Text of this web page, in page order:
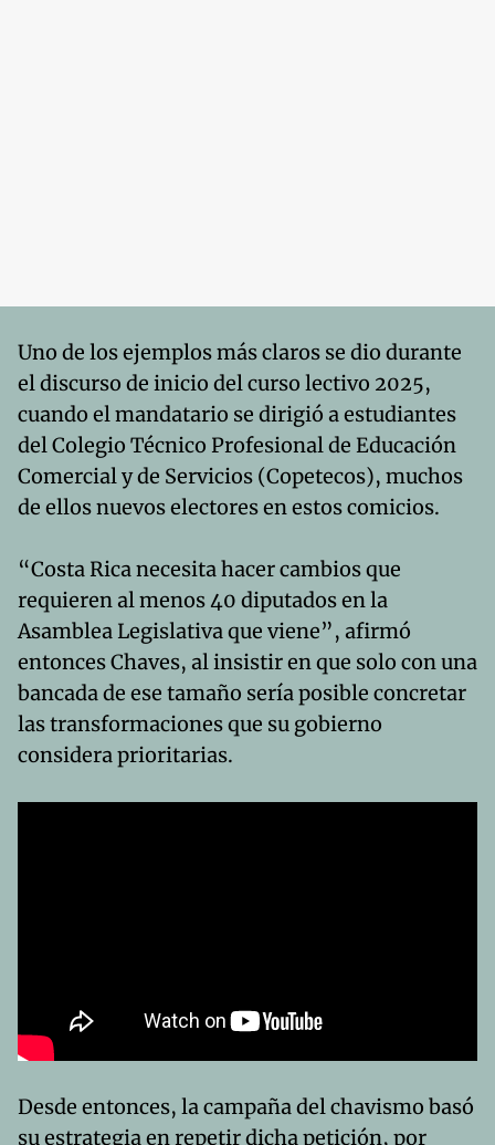
Uno de los ejemplos más claros se dio durante
el discurso de inicio del curso lectivo 2025,
cuando el mandatario se dirigió a estudiantes
del Colegio Técnico Profesional de Educación
Comercial y de Servicios (Copetecos), muchos
de ellos nuevos electores en estos comicios.
“Costa Rica necesita hacer cambios que
requieren al menos 40 diputados en la
Asamblea Legislativa que viene”, afirmó
entonces Chaves, al insistir en que solo con una
bancada de ese tamaño sería posible concretar
las transformaciones que su gobierno
considera prioritarias.
Desde entonces, la campaña del chavismo basó
su estrategia en repetir dicha petición, por